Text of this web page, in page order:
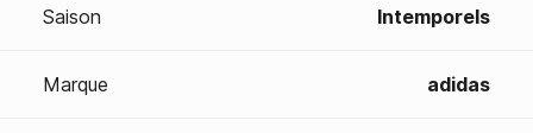
Saison Intemporels
Marque adidas